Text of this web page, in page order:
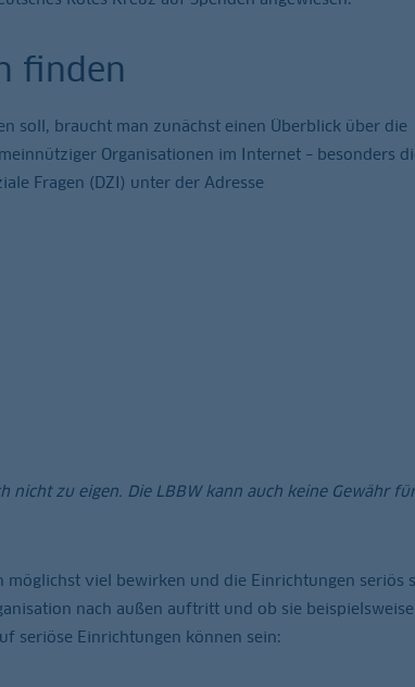
finden
soll, braucht man zunächst einen Überblick über die
Organisationen im Internet – besonders
Fragen (DZI) unter der Adresse
nicht zu eigen. Die LBBW kann auch keine Gewähr
möglichst viel bewirken und die Einrichtungen seriös
nach außen auftritt und ob sie
seriöse Einrichtungen können sein: